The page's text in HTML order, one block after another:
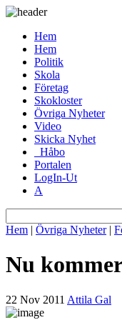
Hem
Hem
Politik
Skola
Företag
Skokloster
Övriga Nyheter
Video
Skicka Nyhet
_Håbo
Portalen
LogIn-Ut
A
Hem | Övriga Nyheter|
Nu
22 Nov 2011 Attila Gal